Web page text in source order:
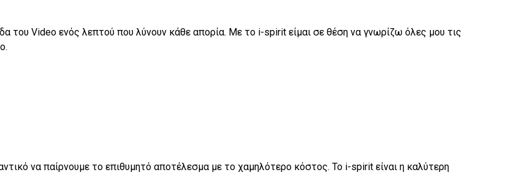
του Video ενός λεπτού που λύνουν κάθε απορία. Με το i-spirit είμαι σε θέση να γνωρίζω όλες μου τις
να παίρνουμε το επιθυμητό αποτέλεσμα με το χαμηλότερο κόστος. Το i-spirit είναι η καλύτερη